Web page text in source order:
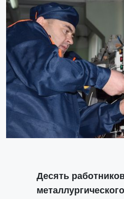
Десять